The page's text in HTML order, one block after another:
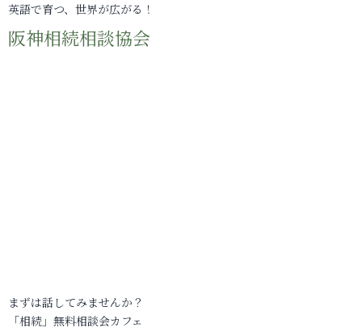
英語で育つ、世界が広がる！
阪神相続相談協会
まずは話してみませんか？
「相続」無料相談会カフェ